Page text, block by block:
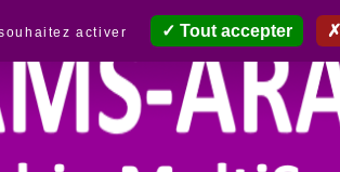
activer Tout accepter